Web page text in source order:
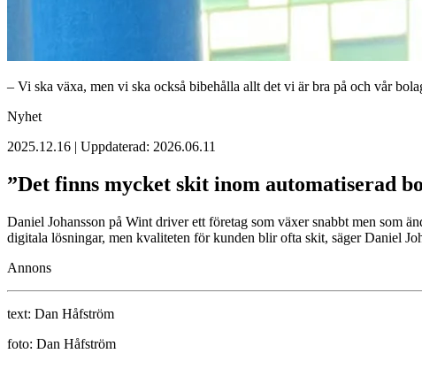
– Vi ska växa, men vi ska också bibehålla allt det vi är bra på och vår
Nyhet
2025.12.16 | Uppdaterad: 2026.06.11
”Det finns mycket skit inom automatiserad
Daniel Johansson på Wint driver ett företag som växer snabbt men som
digitala lösningar, men kvaliteten för kunden blir ofta skit, säger Daniel
Annons
text: Dan Håfström
foto: Dan Håfström